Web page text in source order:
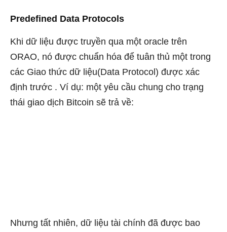
Predefined Data Protocols
Khi dữ liệu được truyền qua một oracle trên
ORAO, nó được chuẩn hóa để tuân thủ một trong
các Giao thức dữ liệu(Data Protocol) được xác
định trước . Ví dụ: một yêu cầu chung cho trạng
thái giao dịch Bitcoin sẽ trả về:
Nhưng tất nhiên, dữ liệu tài chính đã được bao